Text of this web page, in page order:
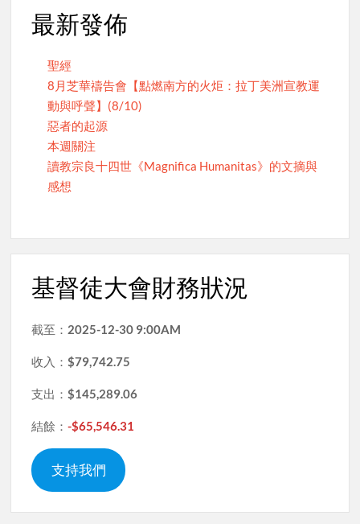
最新發佈
聖經
8月芝華禱告會【點燃南方的火炬：拉丁美洲宣教運
動與呼聲】(8/10)
惡者的起源
本週關注
讀教宗良十四世《Magnifica Humanitas》的文摘與
感想
基督徒大會財務狀況
截至： 2025-12-30 9:00AM
收入：$79,742.75
支出：$145,289.06
結餘：-$65,546.31
支持我們